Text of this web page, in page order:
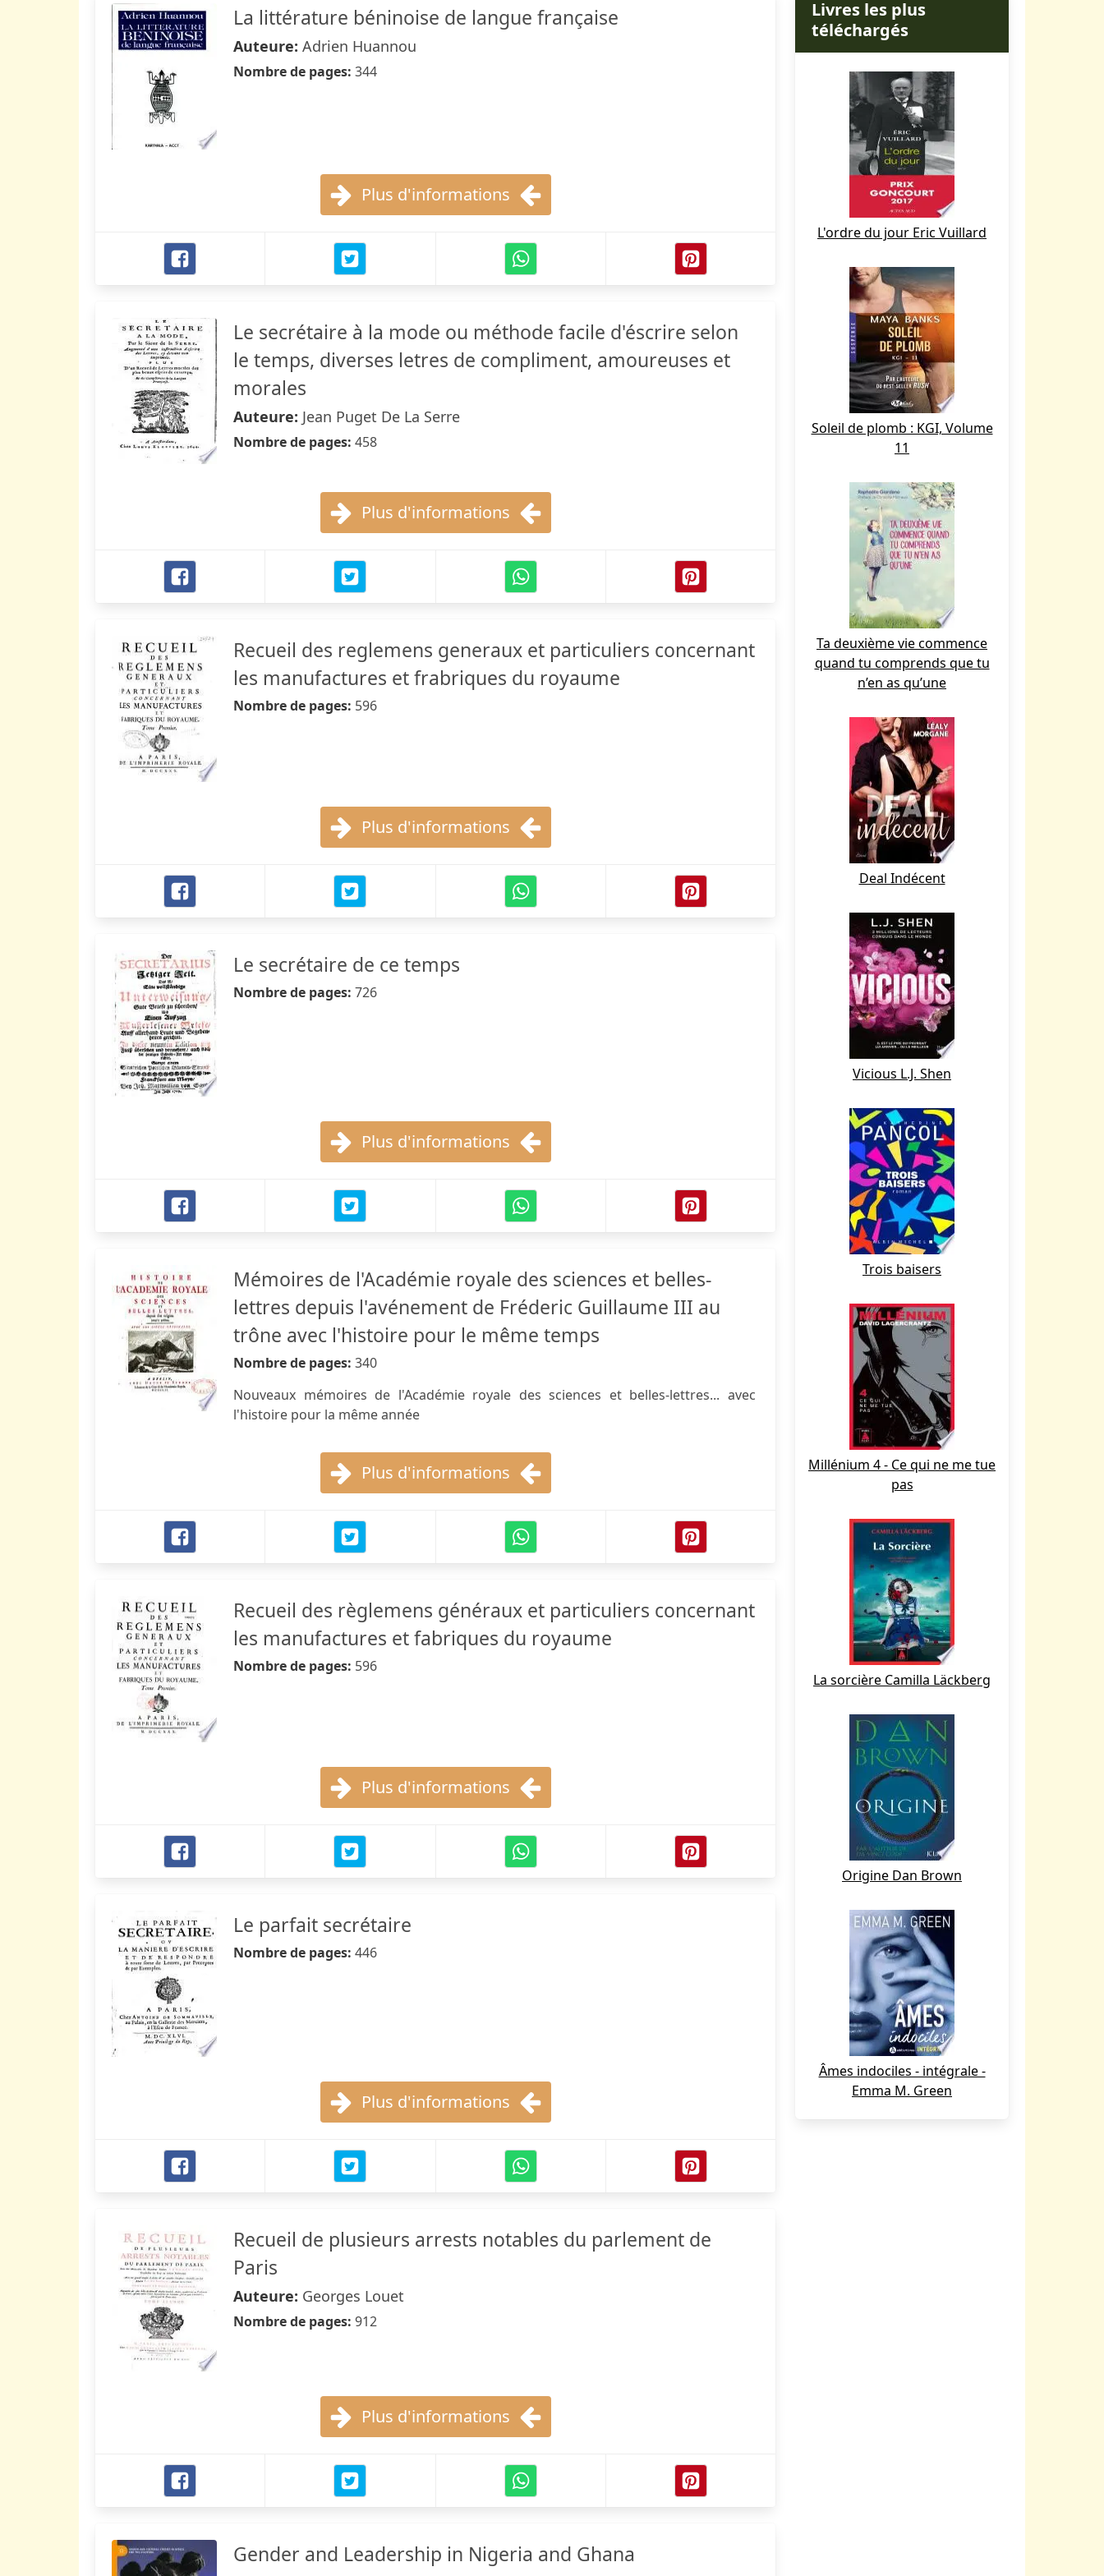
La littérature béninoise de langue française
Auteure: Adrien Huannou
Nombre de pages: 344
Plus d'informations
Le secrétaire à la mode ou méthode facile d'éscrire selon
le temps, diverses letres de compliment, amoureuses et
morales
Auteure: Jean Puget De La Serre
Nombre de pages: 458
Plus d'informations
Recueil des reglemens generaux et particuliers concernant
les manufactures et frabriques du royaume
Nombre de pages: 596
Plus d'informations
Le secrétaire de ce temps
Nombre de pages: 726
Plus d'informations
Mémoires de l'Académie royale des sciences et belles-
lettres depuis l'avénement de Fréderic Guillaume III au
trône avec l'histoire pour le même temps
Nombre de pages: 340
Nouveaux mémoires de l'Académie royale des sciences et belles-lettres... avec
l'histoire pour la même année
Plus d'informations
Recueil des règlemens généraux et particuliers concernant
les manufactures et fabriques du royaume
Nombre de pages: 596
Plus d'informations
Le parfait secrétaire
Nombre de pages: 446
Plus d'informations
Recueil de plusieurs arrests notables du parlement de
Paris
Auteure: Georges Louet
Nombre de pages: 912
Plus d'informations
Gender and Leadership in Nigeria and Ghana
Livres les plus
téléchargés
L'ordre du jour Eric Vuillard
Soleil de plomb : KGI, Volume
11
Ta deuxième vie commence
quand tu comprends que tu
n’en as qu’une
Deal Indécent
Vicious L.J. Shen
Trois baisers
Millénium 4 - Ce qui ne me tue
pas
La sorcière Camilla Läckberg
Origine Dan Brown
Âmes indociles - intégrale -
Emma M. Green